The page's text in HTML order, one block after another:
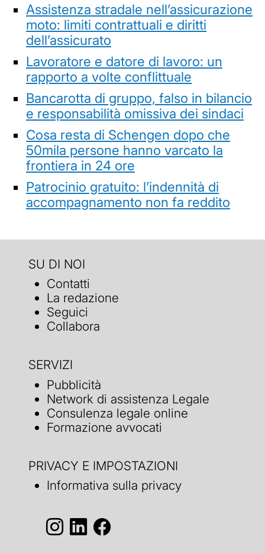
Assistenza stradale nell’assicurazione
moto: limiti contrattuali e diritti
dell’assicurato
Lavoratore e datore di lavoro: un
rapporto a volte conflittuale
Bancarotta di gruppo, falso in bilancio
e responsabilità omissiva dei sindaci
Cosa resta di Schengen dopo che
50mila persone hanno varcato la
frontiera in 24 ore
Patrocinio gratuito: l’indennità di
accompagnamento non fa reddito
SU DI NOI
Contatti
La redazione
Seguici
Collabora
SERVIZI
Pubblicità
Network di assistenza Legale
Consulenza legale online
Formazione avvocati
PRIVACY E IMPOSTAZIONI
Informativa sulla privacy